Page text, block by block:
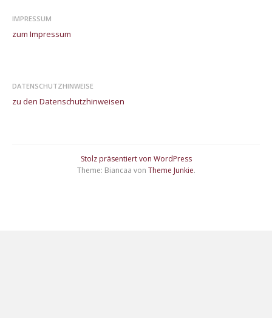
IMPRESSUM
zum Impressum
DATENSCHUTZHINWEISE
zu den Datenschutzhinweisen
Stolz präsentiert von WordPress
Theme: Biancaa von Theme Junkie.